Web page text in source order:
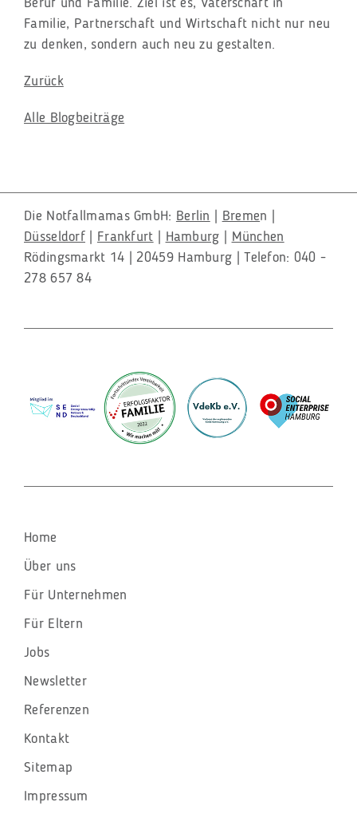
Familie, Partnerschaft und Wirtschaft nicht nur neu
zu denken, sondern auch neu zu gestalten.
Zurück
Alle Blogbeiträge
Die Notfallmamas GmbH: Berlin | Bremen |
Düsseldorf | Frankfurt | Hamburg | München
Rödingsmarkt 14 | 20459 Hamburg | Telefon: 040 -
278 657 84
Navigation
überspringen
Home
Über uns
Für Unternehmen
Für Eltern
Jobs
Newsletter
Referenzen
Kontakt
Sitemap
Impressum